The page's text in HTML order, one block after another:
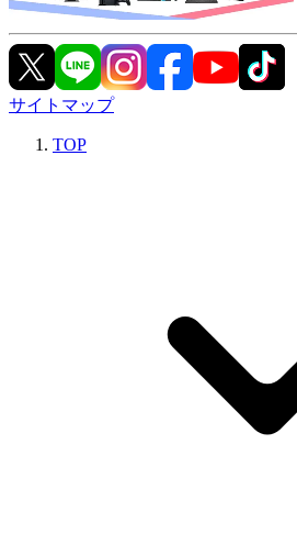
サイトマップ
TOP